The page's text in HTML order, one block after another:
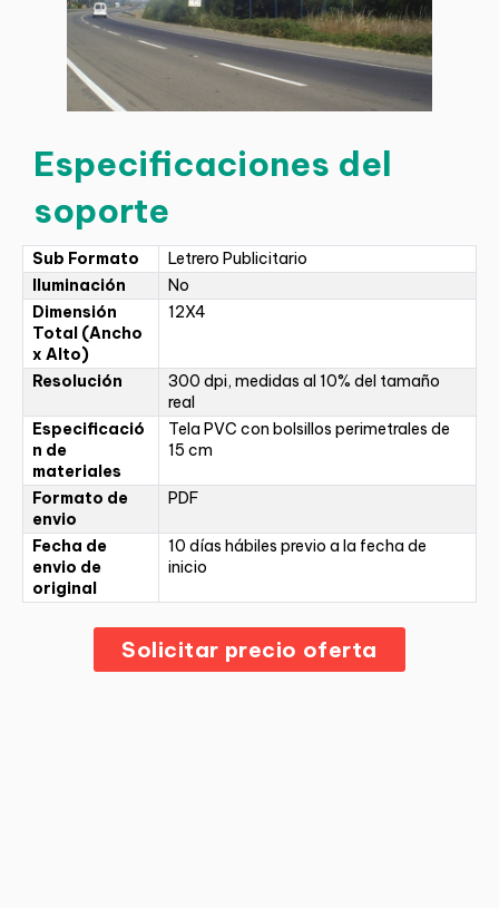
Especificaciones del
soporte
Sub Formato
Letrero Publicitario
Iluminación
No
Dimensión
Total (Ancho
x Alto)
12X4
Resolución
300 dpi, medidas al 10% del tamaño
real
Especificació
n de
materiales
Tela PVC con bolsillos perimetrales de
15 cm
Formato de
envio
PDF
Fecha de
envio de
original
10 días hábiles previo a la fecha de
inicio
Solicitar precio oferta